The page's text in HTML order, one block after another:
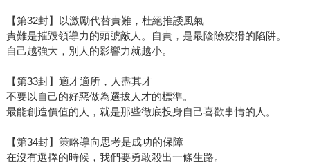
【第32封】以激勵代替責難，杜絕推諉風氣
責難是摧毀領導力的頭號敵人。自責，是最陰險狡猾的陷阱。
自己越強大，別人的影響力就越小。
【第33封】適才適所，人盡其才
不要以自己的好惡做為選拔人才的標準。
最能創造價值的人，就是那些徹底投身自己喜歡事情的人。
【第34封】策略導向思考是成功的保障
在沒有選擇的時候，我們要勇敢殺出一條生路。